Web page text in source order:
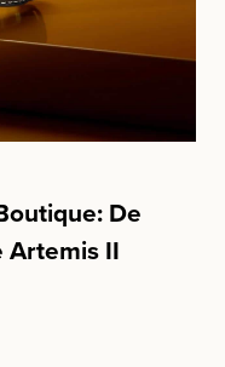
De
Artemis II